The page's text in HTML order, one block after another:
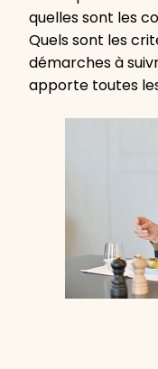
quelles sont les
Quels sont les
démarches à
apporte toutes